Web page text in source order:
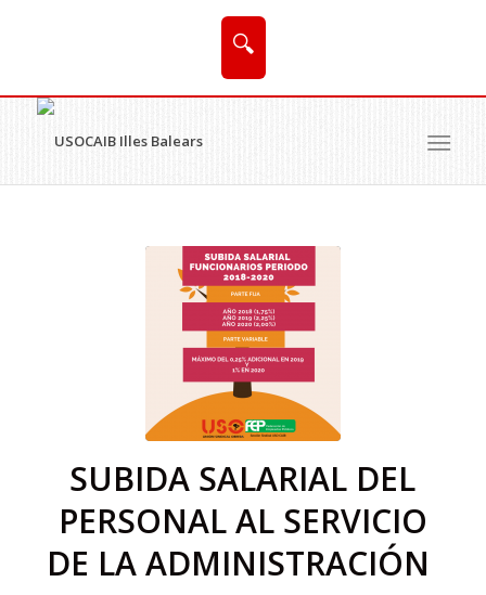
🔍
SUBIDA SALARIAL DEL
PERSONAL AL SERVICIO
DE LA ADMINISTRACIÓN